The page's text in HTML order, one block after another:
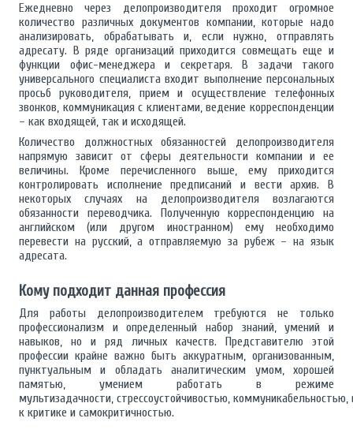
Ежедневно через делопроизводителя проходит огромное
количество различных документов компании, которые надо
анализировать, обрабатывать и, если нужно, отправлять
адресату. В ряде организаций приходится совмещать еще и
функции офис-менеджера и секретаря. В задачи такого
универсального специалиста входит выполнение персональных
просьб руководителя, прием и осуществление телефонных
звонков, коммуникация с клиентами, ведение корреспонденции
– как входящей, так и исходящей.
Количество должностных обязанностей делопроизводителя
напрямую зависит от сферы деятельности компании и ее
величины. Кроме перечисленного выше, ему приходится
контролировать исполнение предписаний и вести архив. В
некоторых случаях на делопроизводителя возлагаются
обязанности переводчика. Полученную корреспонденцию на
английском (или другом иностранном) ему необходимо
перевести на русский, а отправляемую за рубеж – на язык
адресата.
Кому подходит данная профессия
Для работы делопроизводителем требуются не только
профессионализм и определенный набор знаний, умений и
навыков, но и ряд личных качеств. Представителю этой
профессии крайне важно быть аккуратным, организованным,
пунктуальным и обладать аналитическим умом, хорошей
памятью, умением работать в режиме
мультизадачности, стрессоустойчивостью,
к критике и самокритичностью.